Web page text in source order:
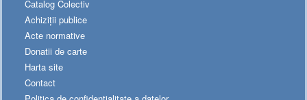
Catalog Colectiv
Achiziții publice
Acte normative
Donatii de carte
Harta site
Contact